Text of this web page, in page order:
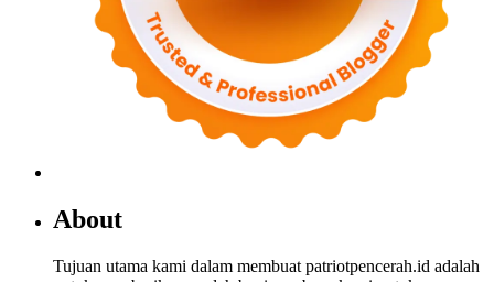
About
Tujuan utama kami dalam membuat patriotpencerah.id adalah